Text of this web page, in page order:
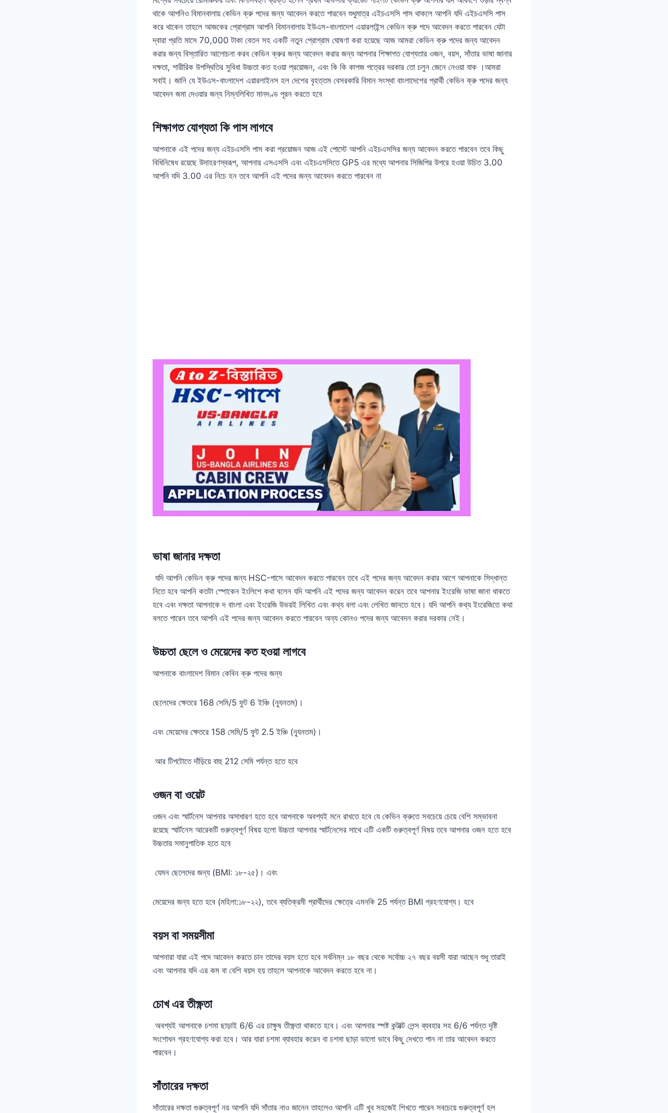
থাকে আপনিও বিমানবালায় কেভিন ক্রু পদের জন্য আবেদন করতে পারবেন শুধুমাত্র এইচএসসি পাস থাকলে আপনি যদি এইচএসসি পাস
করে থাকেন তাহলে আজকের প্রোগ্রাম আপনি বিমানবালায় ইউএস-বাংলাদেশ এয়ারলাইন্স কেভিন ক্রু পদে আবেদন করতে পারবেন যেটা
দ্বারা প্রতি মাসে 70,000 টাকা বেতন সহ একটি নতুন প্রোগ্রাম ঘোষণা করা হয়েছে আজ আমরা কেভিন ক্রু পদের জন্য আবেদন
করার জন্য বিস্তারিত আলোচনা করব কেভিন ক্রুর জন্য আবেদন করার জন্য আপনার শিক্ষাগত যোগ্যতার ওজন, বয়স, সাঁতার ভাষা জানার
দক্ষতা, শারীরিক উপস্থিতির সুবিধা উচ্চতা কত হওয়া প্রয়োজন, এবং কি কি কাগজ পত্রের দরকার তো চলুন জেনে নেওয়া যাক ।আমরা
সবাই। জানি যে ইউএস-বাংলাদেশ এয়ারলাইনস হল দেশের বৃহত্তম বেসরকারি বিমান সংস্থা বাংলাদেশের প্রার্থী কেভিন ক্রু পদের জন্য
আবেদন জমা দেওয়ার জন্য নিম্নলিখিত মানদণ্ড পূরন করতে হবে
শিক্ষাগত যোগ্যতা কি পাস লাগবে
আপনাকে এই পদের জন্য এইচএসসি পাস করা প্রয়োজন আজ এই পোস্টে আপনি এইচএসসির জন্য আবেদন করতে পারবেন তবে কিছু
বিধিনিষেধ রয়েছে উদাহরণস্বরূপ, আপনার এসএসসি এবং এইচএসসিতে GP5 এর মধ্যে আপনার সিজিপির উপরে হওয়া উচিত 3.00
আপনি যদি 3.00 এর নিচে হন তবে আপনি এই পদের জন্য আবেদন করতে পারবেন না
ভাষা জানার দক্ষতা
যদি আপনি কেভিন ক্রু পদের জন্য HSC-পাসে আবেদন করতে পারবেন তবে এই পদের জন্য আবেদন করার আগে আপনাকে সিদ্ধান্ত
নিতে হবে আপনি কতটা স্পোকেন ইংলিশে কথা বলেন যদি আপনি এই পদের জন্য আবেদন করেন তবে আপনার ইংরেজি ভাষা জানা থাকতে
হবে এবং দক্ষতা আপনাকে দ বাংলা এবং ইংরেজি উভয়ই লিখিত এবং কথ্য বলা এবং লেখিত জানতে হবে। যদি আপনি কথ্য ইংরেজিতে কথা
বলতে পারেন তবে আপনি এই পদের জন্য আবেদন করতে পারবেন অন্য কোনও পদের জন্য আবেদন করার দরকার নেই।
উচ্চতা ছেলে ও মেয়েদের কত হওয়া লাগবে
আপনাকে বাংলাদেশ বিমান কেবিন ক্রু পদের জন্য
ছেলেদের ক্ষেতরে 168 সেমি/5 ফুট 6 ইঞ্চি (ন্যূনতম)।
এবং মেয়েদের ক্ষেতরে 158 সেমি/5 ফুট 2.5 ইঞ্চি (ন্যূনতম)।
আর টিপটোতে দাঁড়িয়ে বাহু 212 সেমি পর্যন্ত হতে হবে
ওজন বা ওয়েট
ওজন এবং স্মার্টনেস আপনার অসাধারণ হতে হবে আপনাকে অবশ্যই মনে রাখতে হবে যে কেভিন ক্রুতে সবচেয়ে চেয়ে বেশি সম্ভাবনা
রয়েছে স্মার্টনেস আরেকটি গুরুত্বপূর্ণ বিষয় হলো উচ্চতা আপনার স্মার্টনেসের সাথে এটি একটি গুরুত্বপূর্ণ বিষয় তবে আপনার ওজন হতে হবে
উচ্চতার সমানুপাতিক হতে হবে
যেমন ছেলেদের জন্য (BMI: ১৮-২৫)। এবং
মেয়েদের জন্য হতে হবে (মহিলা:১৮-২২), তবে ব্যতিক্রমী প্রার্থীদের ক্ষেত্রে এমনকি 25 পর্যন্ত BMI গ্রহণযোগ্য। হবে
বয়স বা সময়সীমা
আপনারা যারা এই পদে আবেদন করতে চান তাদের বয়স হতে হবে সর্বনিম্ন ১৮ বছর থেকে সর্বোচ্চ ২৭ বছর বয়সী যারা আছেন শুধু তারাই
এবং আপনার যদি এর কম বা বেশি বয়স হয় তাহলে আপনাকে আবেদন করতে হবে না।
চোখ এর তীক্ষ্ণতা
অবশ্যই আপনাকে চশমা ছাড়াই 6/6 এর চাক্ষুষ তীক্ষ্ণতা থাকতে হবে। এবং আপনার স্পষ্ট কন্টাক্ট লেন্স ব্যবহার সহ 6/6 পর্যন্ত দৃষ্টি
সংশোধন গ্রহণযোগ্য করা হবে। আর যারা চশমা ব্যাবহার করেন বা চশমা ছাড়া ভালো ভাবে কিছু দেখতে পান না তার আবেদন করতে
পারবেন।
সাঁতারের দক্ষতা
সাঁতারের দক্ষতা গুরুত্বপূর্ণ নয় আপনি যদি সাঁতার নাও জানেন তাহলেও আপনি এটি খুব সহজেই শিখতে পারেন সবচেয়ে গুরুত্বপূর্ণ হল